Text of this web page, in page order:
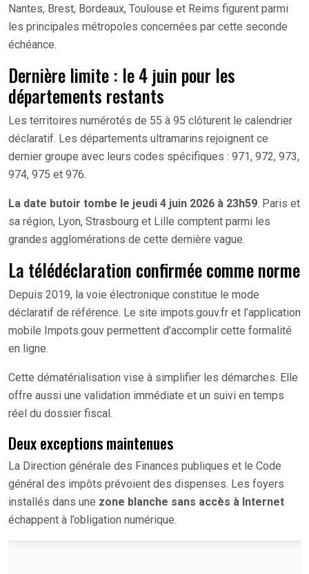
Nantes, Brest, Bordeaux, Toulouse et Reims figurent parmi
les principales métropoles concernées par cette seconde
échéance.
Dernière limite : le 4 juin pour les
départements restants
Les territoires numérotés de 55 à 95 clôturent le calendrier
déclaratif. Les départements ultramarins rejoignent ce
dernier groupe avec leurs codes spécifiques : 971, 972, 973,
974, 975 et 976.
La date butoir tombe le jeudi 4 juin 2026 à 23h59. Paris et
sa région, Lyon, Strasbourg et Lille comptent parmi les
grandes agglomérations de cette dernière vague.
La télédéclaration confirmée comme norme
Depuis 2019, la voie électronique constitue le mode
déclaratif de référence. Le site impots.gouv.fr et l’application
mobile Impots.gouv permettent d’accomplir cette formalité
en ligne.
Cette dématérialisation vise à simplifier les démarches. Elle
offre aussi une validation immédiate et un suivi en temps
réel du dossier fiscal.
Deux exceptions maintenues
La Direction générale des Finances publiques et le Code
général des impôts prévoient des dispenses. Les foyers
installés dans une zone blanche sans accès à Internet
échappent à l’obligation numérique.